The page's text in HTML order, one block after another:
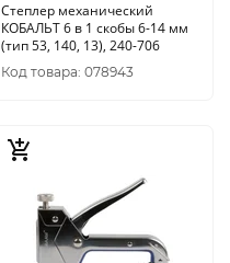
Степлер механический
КОБАЛЬТ 6 в 1 скобы 6-14 мм
(тип 53, 140, 13), 240-706
Код товара: 078943